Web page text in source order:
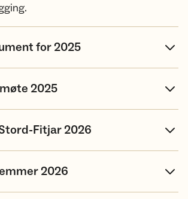
for 2025
2025
Fitjar 2026
2026